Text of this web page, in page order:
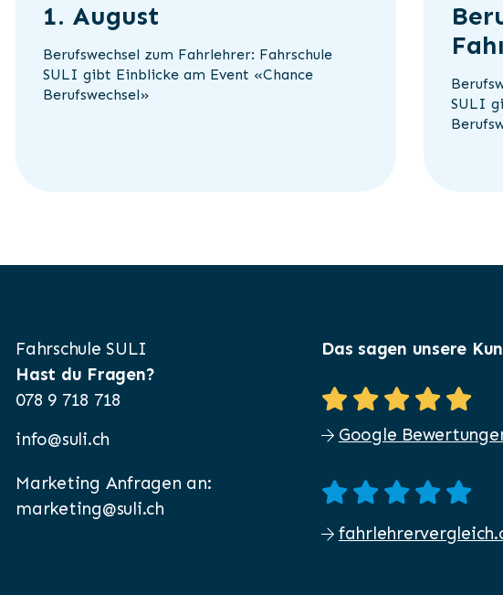
1. August
Berufswechsel zum Fahrlehrer: Fahrschule
SULI gibt Einblicke am Event «Chance
Berufswechsel»
SULI
Fahrschule SULI
Hast du Fragen?
078 9 718 718
info@suli.ch
Marketing Anfragen an:
marketing@suli.ch
Das sagen unsere
Google